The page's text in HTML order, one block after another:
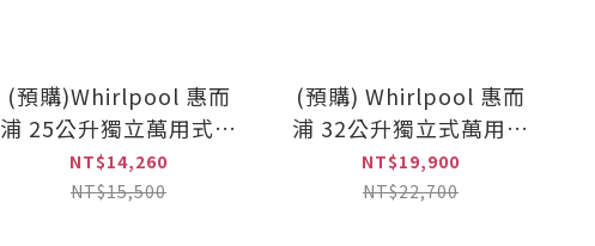
(預購)Whirlpool 惠而
浦 25公升獨立萬用式蒸
烤爐(WSO2500B)
NT$14,260
NT$15,500
(預購) Whirlpool 惠而
浦 32公升獨立式萬用蒸
烤爐(WSO322EB)
NT$19,900
NT$22,700